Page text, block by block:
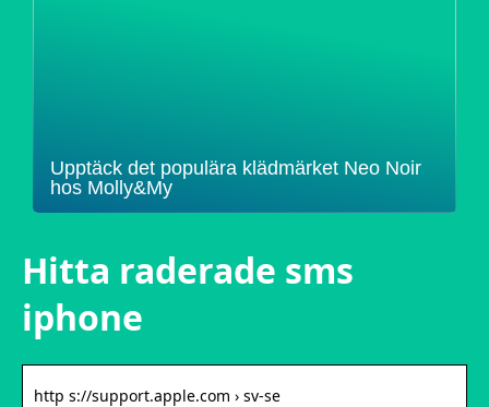
Upptäck det populära klädmärket Neo Noir
hos Molly&My
Hitta raderade sms
iphone
http s://support.apple.com › sv-se